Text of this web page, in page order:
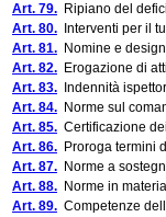
Art. 79. Ripiano del
Art. 80. Interventi per il
Art. 81. Nomine e
Art. 82. Erogazione di
Art. 83. Indennità
Art. 84. Norme sul
Art. 85. Certificazione
Art. 86. Proroga termini
Art. 87. Norme a
Art. 88. Norme in
Art. 89. Competenze